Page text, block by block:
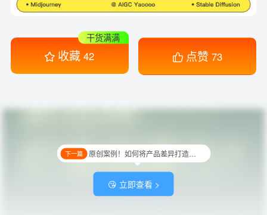
收藏 42
干货满满
点赞 73
😘 立即查看 >
下一篇 原创案例！如何将产品差异打造成品牌力？